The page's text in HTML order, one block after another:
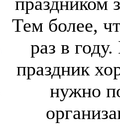
Тем более,
раз в
праздник
нужно